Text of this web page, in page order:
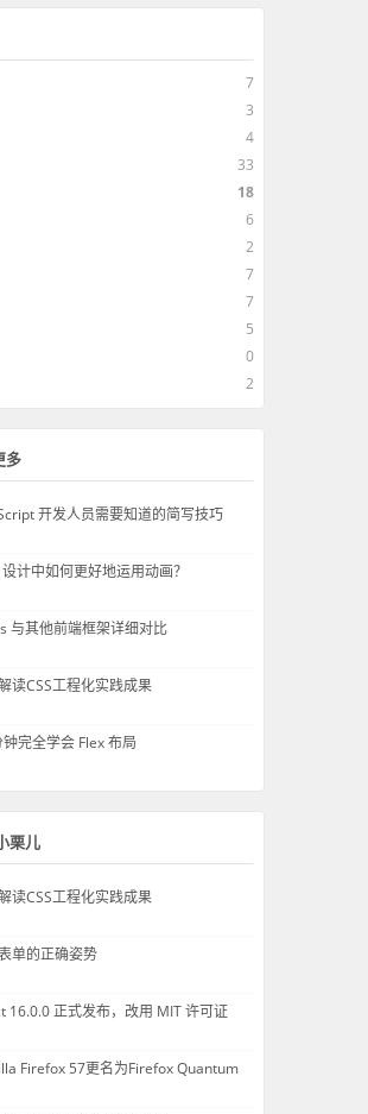
7
3
4
33
18
6
2
7
7
5
0
2
多
开发人员需要知道的简写技巧
计中如何更好地运用动画？
与其他前端框架详细对比
读CSS工程化实践成果
完全学会 Flex 布局
栗儿
读CSS工程化实践成果
单的正确姿势
16.0.0 正式发布，改用 MIT 许可证
Firefox 57更名为Firefox Quantum